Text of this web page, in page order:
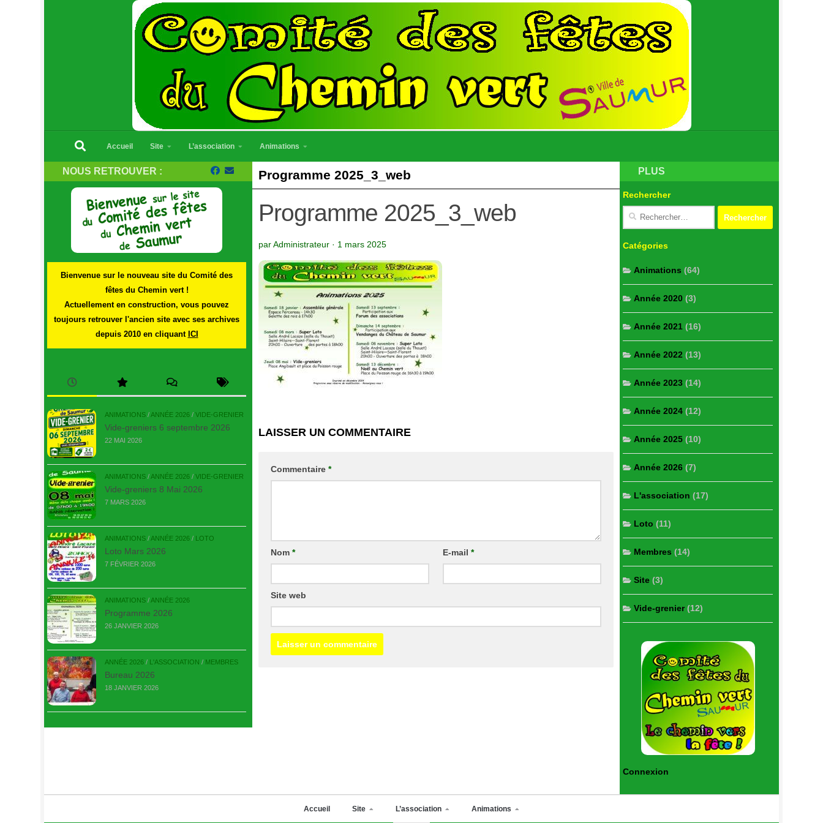
Accueil Site L’association Animations
Programme 2025_3_web
Programme 2025_3_web
parAdministrateur · 1 mars 2025
LAISSER UN COMMENTAIRE
Commentaire *
Nom * E-mail *
Site web
NOUS RETROUVER :
Bienvenue sur le nouveau site du Comité des
fêtes du Chemin vert !
Actuellement en construction, vous pouvez
toujours retrouver l'ancien site avec ses archives
depuis 2010 en cliquant ICI
ANIMATIONS /ANNÉE 2026 / VIDE-GRENIER
Vide-greniers 6 septembre 2026
22 MAI 2026
ANIMATIONS /ANNÉE 2026 / VIDE-GRENIER
Vide-greniers 8 Mai 2026
7 MARS 2026
ANIMATIONS /ANNÉE 2026 / LOTO
Loto Mars 2026
7 FÉVRIER 2026
ANIMATIONS /ANNÉE 2026
Programme 2026
26 JANVIER 2026
ANNÉE 2026 / L'ASSOCIATION / MEMBRES
Bureau 2026
18 JANVIER 2026
PLUS
Rechercher
Catégories
Animations (64)
Année 2020 (3)
Année 2021 (16)
Année 2022 (13)
Année 2023 (14)
Année 2024 (12)
Année 2025 (10)
Année 2026 (7)
L'association (17)
Loto (11)
Membres (14)
Site (3)
Vide-grenier(12)
Connexion
Accueil Site L’association Animations